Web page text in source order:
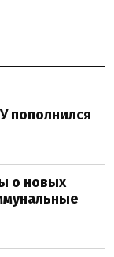
пополнился
о новых